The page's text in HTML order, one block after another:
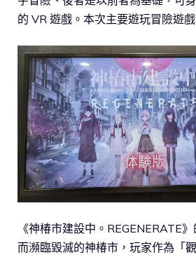
的 VR 遊戲。本次主要遊玩冒險遊戲
《神椿市建設中。REGENERATE
而瀕臨毀滅的神椿市，玩家作為「